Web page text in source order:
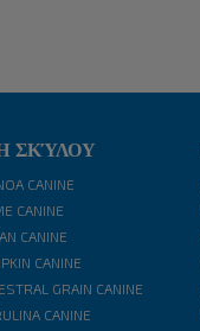
ΣΚΎΛΟΥ
CANINE
CANINE
CANINE
CANINE
GRAIN CANINE
CANINE